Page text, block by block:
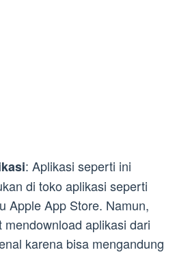
: Aplikasi seperti ini
di toko aplikasi seperti
Apple App Store. Namun,
aplikasi dari
karena bisa mengandung